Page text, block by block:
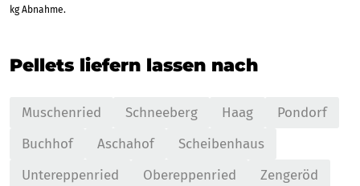
kg Abnahme.
Pellets liefern lassen nach
Muschenried Schneeberg Haag
Pondorf
Buchhof
Aschahof
Scheibenhaus
Untereppenried
Obereppenried
Zengeröd